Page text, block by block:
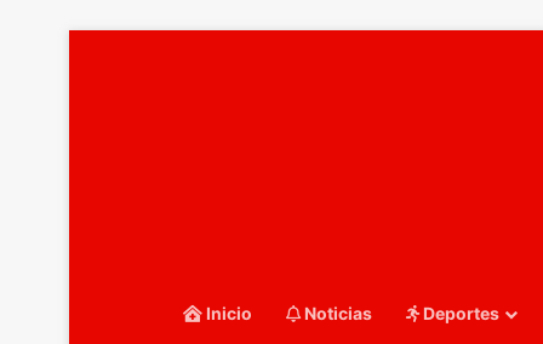
Inicio Noticias Deportes